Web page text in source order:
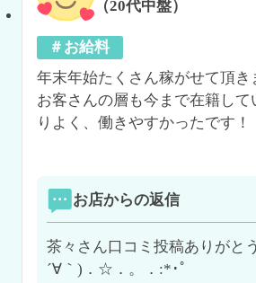
（20代中盤）
＃お給料
年末年始たくさん稼がせて頂き
お客さんの層も今まで在籍して
りよく、働きやすかったです！
お店からの返信
茶々さん口コミ投稿ありがと
´∀｀)．☆．。．:*･ﾟ